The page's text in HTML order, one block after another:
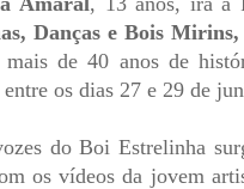
Danças e Bois
de 40 anos de
os dias 27 e 29 de
do Boi Estrelinha
os vídeos da jovem